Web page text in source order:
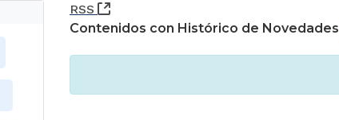
RSS
(Abre una nueva ventana)
Contenidos con Histórico de Novedades